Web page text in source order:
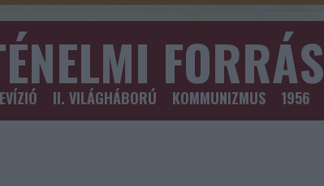
FORRÁS
II. VILÁGHÁBORÚ KOMMUNIZMUS 1956